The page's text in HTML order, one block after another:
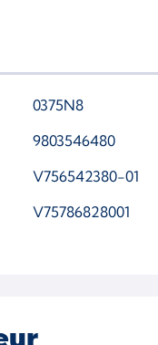
0375N8
9803546480
V756542380-01
V75786828001